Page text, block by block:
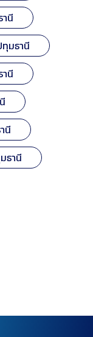
นี
มธานี
นี
นี
ธานี